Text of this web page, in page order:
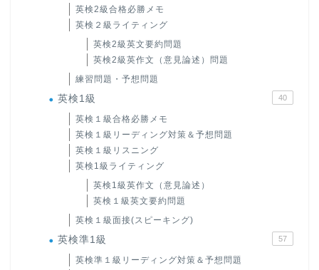
英検2級合格必勝メモ
英検２級ライティング
英検2級英文要約問題
英検2級英作文（意見論述）問題
練習問題・予想問題
英検1級 40
英検１級合格必勝メモ
英検１級リーディング対策＆予想問題
英検１級リスニング
英検1級ライティング
英検1級英作文（意見論述）
英検１級英文要約問題
英検１級面接(スピーキング)
英検準1級 57
英検準１級リーディング対策＆予想問題